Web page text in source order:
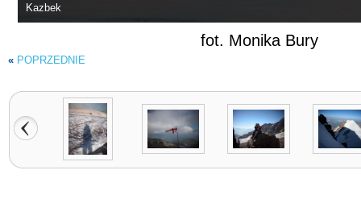
Kazbek
fot. Monika Bury
« POPRZEDNIE